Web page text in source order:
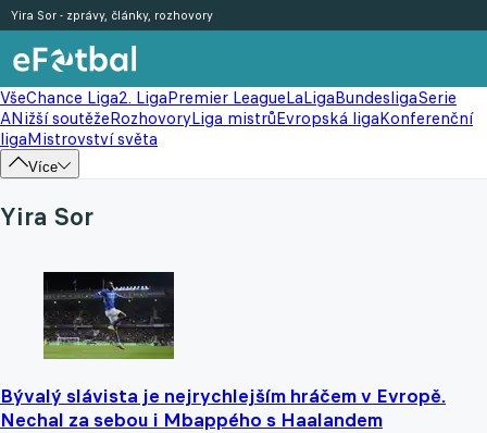
VšeChance Liga2. LigaPremier LeagueLaLigaBundesligaSerie
ANižší soutěžeRozhovoryLiga mistrůEvropská ligaKonferenční
ligaMistrovství světa
Více
Yira Sor - zprávy, články, rozhovory
Yira Sor
Bývalý slávista je nejrychlejším hráčem v Evropě.
Nechal za sebou i Mbappého s Haalandem